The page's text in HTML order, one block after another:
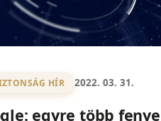
HÍR 2022. 03. 31.
egyre több